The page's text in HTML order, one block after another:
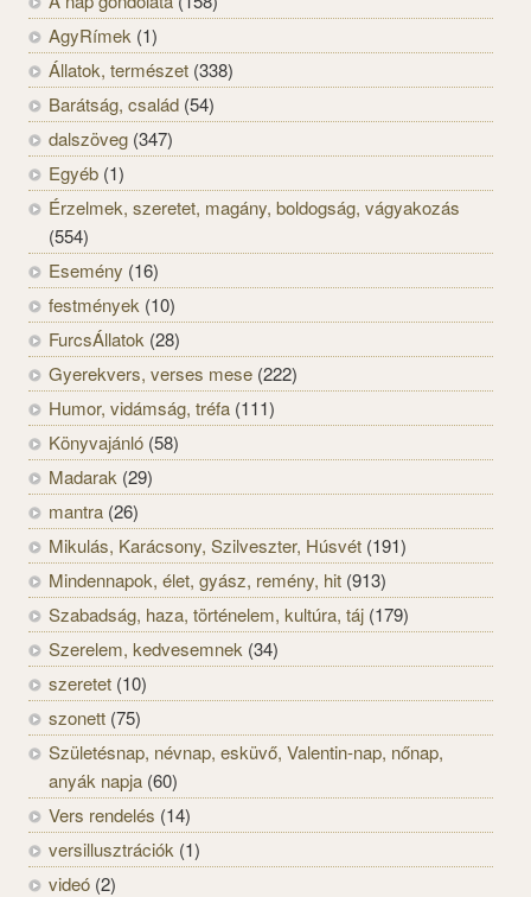
AgyRímek (1)
Állatok, természet (338)
Barátság, család (54)
dalszöveg (347)
Egyéb (1)
Érzelmek, szeretet, magány, boldogság, vágyakozás
(554)
Esemény (16)
festmények (10)
FurcsÁllatok (28)
Gyerekvers, verses mese (222)
Humor, vidámság, tréfa (111)
Könyvajánló (58)
Madarak (29)
mantra (26)
Mikulás, Karácsony, Szilveszter, Húsvét (191)
Mindennapok, élet, gyász, remény, hit (913)
Szabadság, haza, történelem, kultúra, táj (179)
Szerelem, kedvesemnek (34)
szeretet (10)
szonett (75)
Születésnap, névnap, esküvő, Valentin-nap, nőnap,
anyák napja (60)
Vers rendelés (14)
versillusztrációk (1)
videó (2)